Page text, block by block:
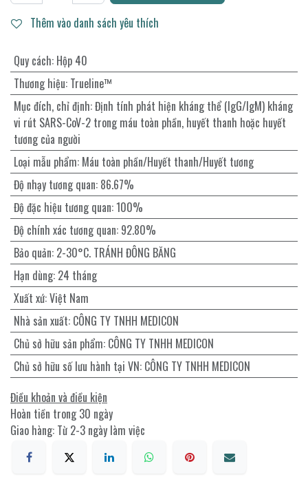
Thêm vào danh sách yêu thích
Quy cách: Hộp 40
Thương hiệu: Trueline™
Mục đích, chỉ định:Định tính phát hiện kháng thể (IgG/IgM) kháng
vi rút SARS-CoV-2 trong máu toàn phần, huyết thanh hoặc huyết
tương của người
Loại mẫu phẩm: Máu toàn phần/Huyết thanh/Huyết tương
Độ nhạy tương quan: 86.67%
Độ đặc hiệu tương quan:100%
Độ chính xác tương quan: 92.80%
Bảo quản: 2-30°C. TRÁNH ĐÔNG BĂNG
Hạn dùng: 24 tháng
Xuất xứ:Việt Nam
Nhà sản xuất: CÔNG TY TNHH MEDICON
Chủ sở hữu sản phẩm: CÔNG TY TNHH MEDICON
Chủ sở hữu số lưu hành tại VN: CÔNG TY TNHH MEDICON
Điều khoản và điều kiện
Hoàn tiền trong 30 ngày
Giao hàng: Từ 2-3 ngày làm việc